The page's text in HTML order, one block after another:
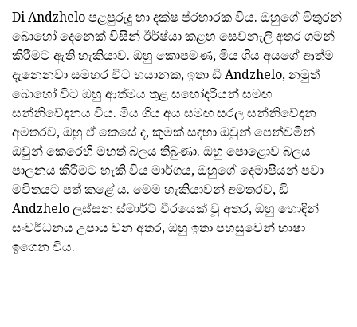
Di Andzhelo පළපුරුදු හා දක්ෂ ප්රහාරක විය. ඔහුගේ මිතුරන්
බොහෝ දෙනෙක් විසින් ඊර්ෂ්යා කළහ සෙවනැලි අතර ගමන්
කිරීමට ඇති හැකියාව. ඔහු කොපමණ, මිය ගිය අයගේ ආත්ම
දැනෙනවා සමහර විට භයානක, ඉතා ඩි Andzhelo, නමුත්
බොහෝ විට ඔහු ආත්මය තුළ සහෝදරියන් සමඟ
සන්නිවේදනය විය. මිය ගිය අය සමඟ සරල සන්නිවේදන
අමතරව, ඔහු ඒ කෙසේ ද, කුමක් සඳහා ඔවුන් පෙන්වමින්
ඔවුන් කෙරෙහි මහත් බලය තිබුණා. ඔහු පොළොව බලය
පාලනය කිරීමට හැකි විය මාර්ගය, ඔහුගේ දෙමාපියන් පවා
මවිතයට පත් කළේ ය. මෙම හැකියාවන් අමතරව, ඩි
Andzhelo ලස්සන ස්මාර්ට් වීරයෙක් වූ අතර, ඔහු හොඳින්
සංවර්ධනය උපාය වන අතර, ඔහු ඉතා පහසුවෙන් භාෂා
ඉගෙන විය.